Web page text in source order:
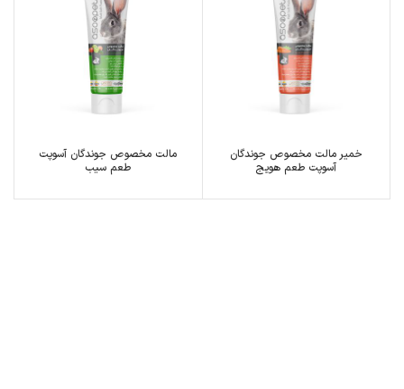
خمیر مالت مخصوص جوندگان
آسوپت طعم هویج
مالت مخصوص جوندگان آسوپت
طعم سیب